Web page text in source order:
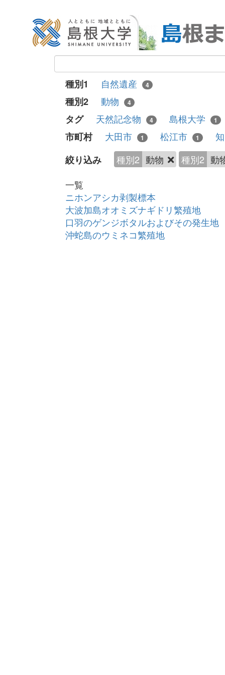
種別1 自然遺産 4
種別2 動物 4
タグ 天然記念物 4 島根大学 1
市町村 大田市 1 松江市 1
絞り込み
種別2 動物 種別2 動
一覧
ニホンアシカ剥製標本
大波加島オオミズナギドリ繁殖地
口羽のゲンジボタルおよびその発生地
沖蛇島のウミネコ繁殖地